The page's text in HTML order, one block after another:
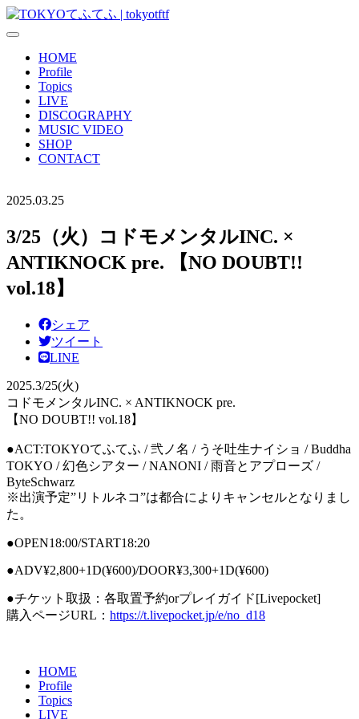
HOME
Profile
Topics
LIVE
DISCOGRAPHY
MUSIC VIDEO
SHOP
CONTACT
2025.03.25
3/25（火）コドモメンタルINC. ×
ANTIKNOCK pre. 【NO DOUBT!!
vol.18】
シェア
ツイート
LINE
2025.3/25(火)
コドモメンタルINC. × ANTIKNOCK pre.
【NO DOUBT!! vol.18】
●ACT:TOKYOてふてふ / 弐ノ名 / うそ吐生ナイショ / Buddha
TOKYO / 幻色シアター / NANONI / 雨音とアプローズ /
ByteSchwarz
※出演予定”リトルネコ”は都合によりキャンセルとなりまし
た。
●OPEN18:00/START18:20
●ADV¥2,800+1D(¥600)/DOOR¥3,300+1D(¥600)
●チケット取扱：各取置予約orプレイガイド[Livepocket]
購入ページURL： https://t.livepocket.jp/e/no_d18
HOME
Profile
Topics
LIVE